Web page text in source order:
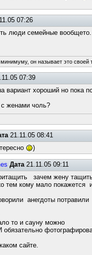
07:26
люди семейные
он называет это своей
07:39
вариант хороший но пока
с женами чоль?
21.11.05 08:41
)
Дата21.11.05 09:11
зачем жену
тем кому мало покажется
анегдоты
и сауну можно
фотографироватся
сайте.